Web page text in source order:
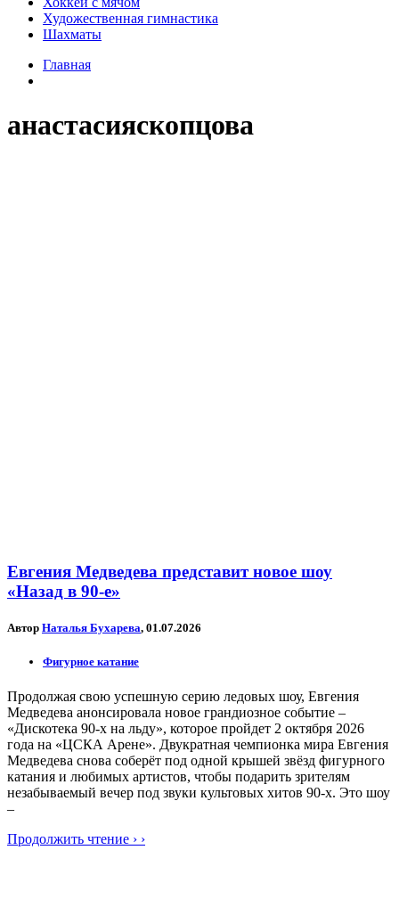
Художественная гимнастика
Шахматы
Главная
анастасияскопцова
Евгения Медведева представит новое шоу
«Назад в 90-е»
Автор Наталья Бухарева, 01.07.2026
Фигурное катание
Продолжая свою успешную серию ледовых шоу, Евгения
Медведева анонсировала новое грандиозное событие –
«Дискотека 90-х на льду», которое пройдет 2 октября 2026
года на «ЦСКА Арене». Двукратная чемпионка мира Евгения
Медведева снова соберёт под одной крышей звёзд фигурного
катания и любимых артистов, чтобы подарить зрителям
незабываемый вечер под звуки культовых хитов 90-х. Это шоу
–
Продолжить чтение › ›